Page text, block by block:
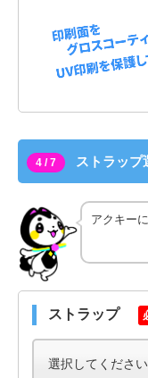
4 / 7 ストラップ
アクキー
ストラップ